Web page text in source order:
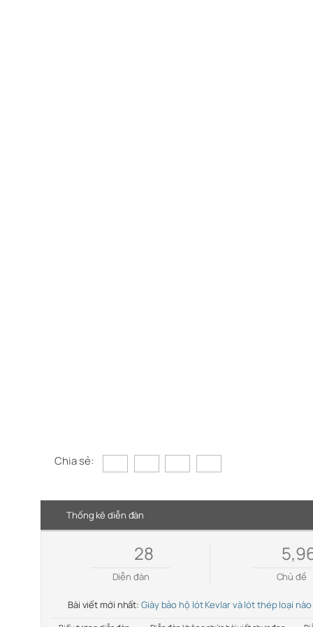
Chia sẻ:
Thống kê diễn đàn
28
Diễn đàn Chủ đề
Bài viết mới nhất: Giày bảo hộ lót Kevlar và lót thép loại